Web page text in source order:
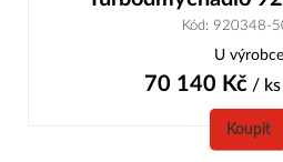
Kód: 920348-
U výrobce
70 140 Kč/ ks
Koupit